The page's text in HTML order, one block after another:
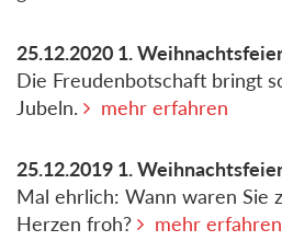
25.12.2020 1.
Die Freudenbotschaft bringt
Jubeln.
mehr erfahren
25.12.2019 1.
Mal ehrlich: Wann waren Sie
Herzen froh?
mehr erfahren